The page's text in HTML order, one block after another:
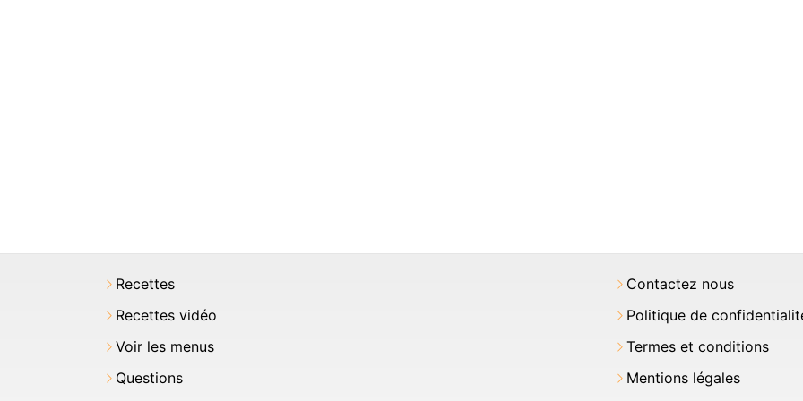
Recettes
Recettes vidéo
Voir les menus
Questions
Contactez nous
Politique de
Termes et conditions
Mentions légales